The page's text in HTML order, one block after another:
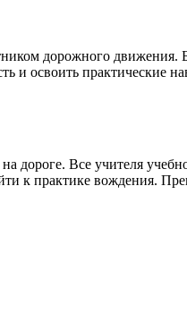
дорожного движения.
и освоить практические
на дороге. Все учителя
к практике вождения.